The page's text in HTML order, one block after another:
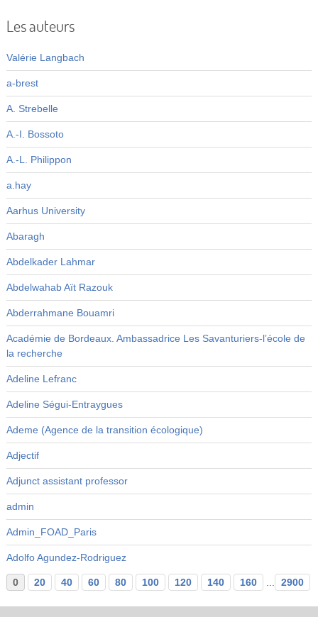
Les auteurs
Valérie Langbach
a-brest
A. Strebelle
A.-I. Bossoto
A.-L. Philippon
a.hay
Aarhus University
Abaragh
Abdelkader Lahmar
Abdelwahab Aït Razouk
Abderrahmane Bouamri
Académie de Bordeaux. Ambassadrice Les Savanturiers-l’école de
la recherche
Adeline Lefranc
Adeline Ségui-Entraygues
Ademe (Agence de la transition écologique)
Adjectif
Adjunct assistant professor
admin
Admin_FOAD_Paris
Adolfo Agundez-Rodriguez
0 20 40 60 80 100 120 140 160 2900